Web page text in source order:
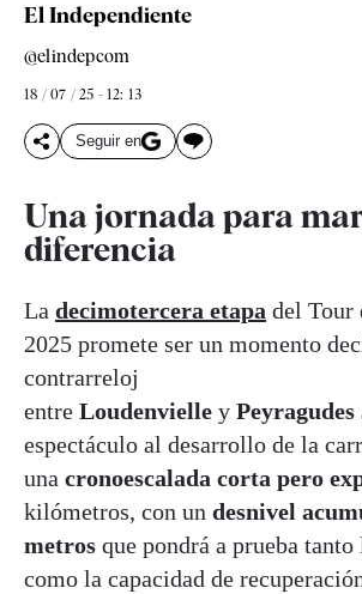
El Independiente
@elindepcom
18 / 07 / 25 - 12: 13
Seguir en
Una jornada para
diferencia
La decimotercera etapa del Tour
2025 promete ser un momento
contrarreloj
entre Loudenvielle y Peyragudes
espectáculo al desarrollo de la
una cronoescalada corta pero
kilómetros, con un desnivel
metros que pondrá a prueba
como la capacidad de